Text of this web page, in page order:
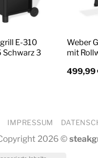
E-310
3
Weber
mit
499,99
IMPRESSUM
2026 ©